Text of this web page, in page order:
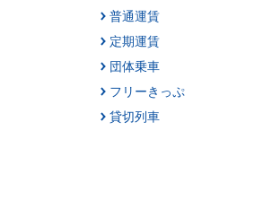
普通運賃
定期運賃
団体乗車
フリーきっぷ
貸切列車